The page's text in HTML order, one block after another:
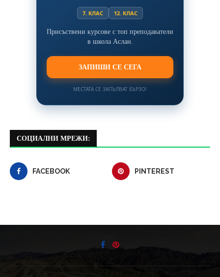
7. КЛАС 12. КЛАС
Присъствени курсове с топ преподаватели
в школа Аслан.
ЗАПИШИ СЕ СЕГА
МЕСТАТА СЕ ЗАПЪЛВАТ БЪРЗО!
СОЦИАЛНИ МРЕЖИ:
FACEBOOK PINTEREST